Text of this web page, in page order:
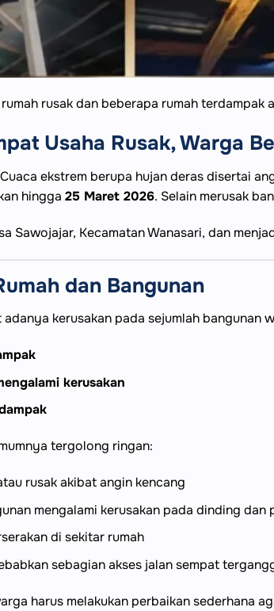
rumah rusak dan beberapa rumah
Usaha Rusak, Warga
Cuaca ekstrem berupa hujan deras disertai
hingga 25 Maret 2026. Selain merusak
Sawojajar, Kecamatan Wanasari, dan
dan Bangunan
kerusakan pada sejumlah bangunan
kerusakan
tergolong ringan:
rusak akibat angin kencang
mengalami kerusakan pada dinding dan
di sekitar rumah
sebagian akses jalan sempat
harus melakukan perbaikan sederhana